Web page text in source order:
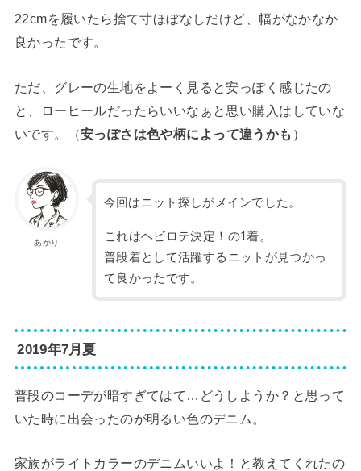
22cmを履いたら捨て寸ほぼなしだけど、幅がなかなか
良かったです。
ただ、グレーの生地をよーく見ると安っぽく感じたの
と、ローヒールだったらいいなぁと思い購入はしていな
いです。（安っぽさは色や柄によって違うかも ）
あかり
今回はニット探しがメインでした。
これはヘビロテ決定！の1着。
普段着として活躍するニットが見つかっ
て良かったです。
2019年7月夏
普段のコーデが暗すぎてはて…どうしようか？と思って
いた時に出会ったのが明るい色のデニム。
家族がライトカラーのデニムいいよ！と教えてくれたの